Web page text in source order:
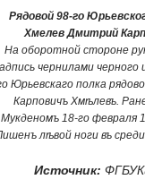
Рядовой 98-го
Хмелев Дмитрий
На оборотной стороне
чернилами черного
Юрьевскаго полка
Карповичъ Хмѣлевъ.
Мукденомъ 18-го февраля
лѣвой ноги въ
Источник: